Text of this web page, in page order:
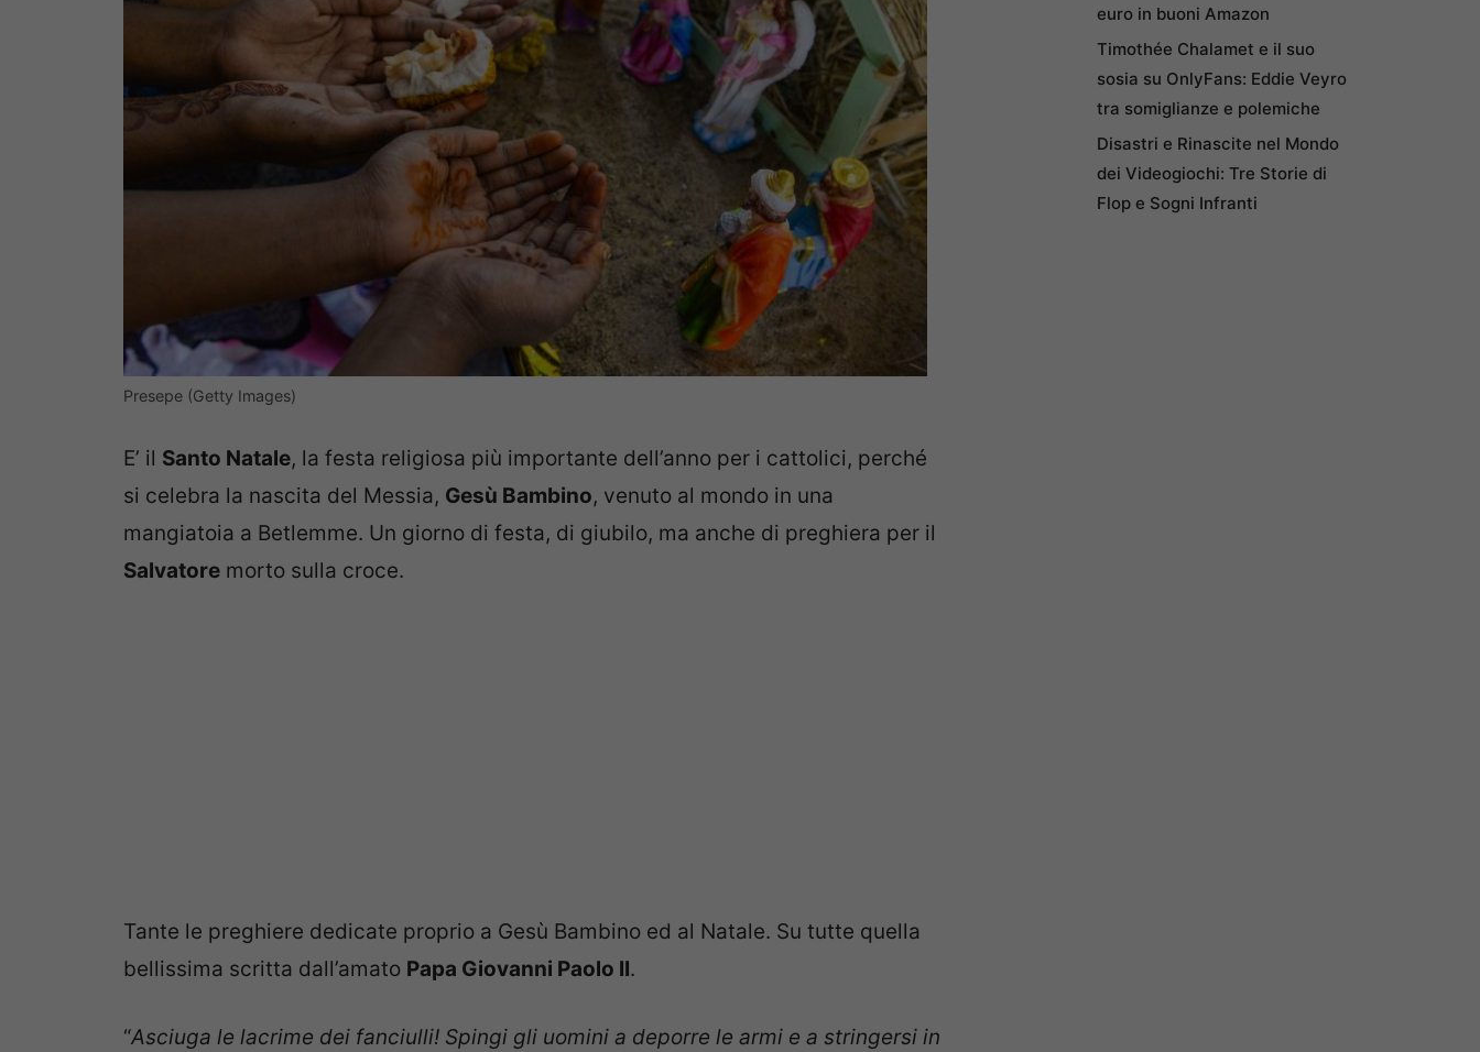
Presepe (Getty Images)
E’ il Santo Natale, la festa religiosa più importante dell’anno per i cattolici, perché
si celebra la nascita del Messia, Gesù Bambino, venuto al mondo in una
mangiatoia a Betlemme. Un giorno di festa, di giubilo, ma anche di preghiera per il
Salvatore morto sulla croce.
Tante le preghiere dedicate proprio a Gesù Bambino ed al Natale. Su tutte quella
bellissima scritta dall’amato Papa Giovanni Paolo II.
“Asciuga le lacrime dei fanciulli! Spingi gli uomini a deporre le armi e a stringersi in
euro in buoni Amazon
Timothée Chalamet e il suo
sosia su OnlyFans: Eddie Veyro
tra somiglianze e polemiche
Disastri e Rinascite nel Mondo
dei Videogiochi: Tre Storie di
Flop e Sogni Infranti